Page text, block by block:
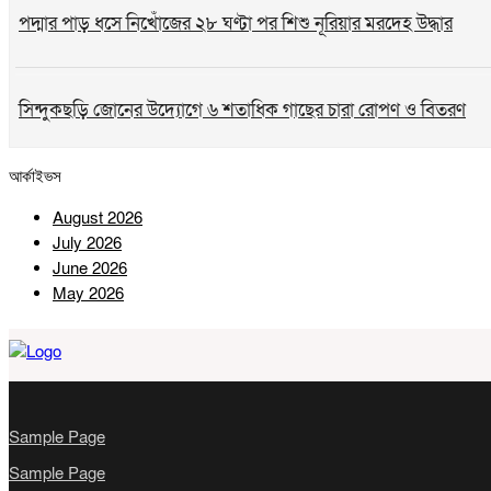
পদ্মার পাড় ধসে নিখোঁজের ২৮ ঘণ্টা পর শিশু নূরিয়ার মরদেহ উদ্ধার
সিন্দুকছড়ি জোনের উদ্যোগে ৬ শতাধিক গাছের চারা রোপণ ও বিতরণ
আর্কাইভস
August 2026
July 2026
June 2026
May 2026
Sample Page
Sample Page